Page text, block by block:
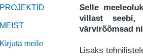
PROJEKTID
MEIST
Kirjuta meile
Selle m
villast
värvirõõmsad
Lisaks